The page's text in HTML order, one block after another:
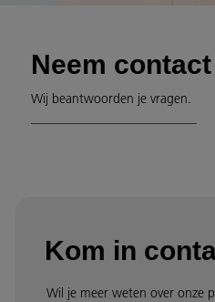
Neem
Wij beantwoorden je vragen.
Kom in
Wil je meer weten over onze